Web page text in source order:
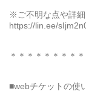
※ご不明な点や詳
https://lin.ee/
＊＊＊＊＊＊＊＊＊
■webチケットの使